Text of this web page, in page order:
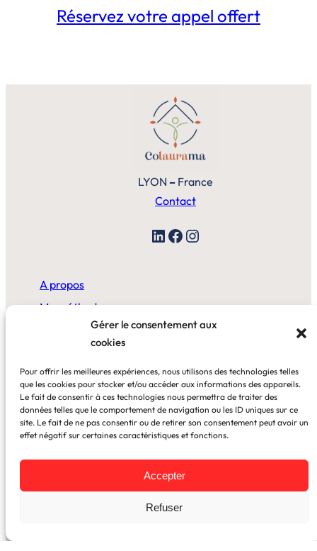
Gérer le consentement aux
cookies
Pour offrir les meilleures expériences, nous utilisons des technologies telles
que les cookies pour stocker et/ou accéder aux informations des appareils.
Le fait de consentir à ces technologies nous permettra de traiter des
données telles que le comportement de navigation ou les ID uniques sur ce
site. Le fait de ne pas consentir ou de retirer son consentement peut avoir un
effet négatif sur certaines caractéristiques et fonctions.
Accepter
Refuser
Réservez votre appel offert
LYON – France
Contact
LinkedIn Facebook Instagram
A propos
Ma méthode
Au bureau
Blog
Cas clients
Newsletter